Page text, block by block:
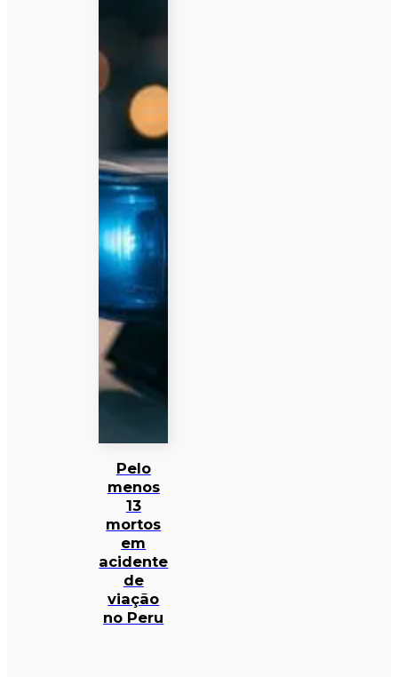
Pelo
menos
13
mortos
em
acidente
de
viação
no Peru